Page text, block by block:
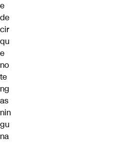
e
de
cir
qu
e
no
te
ng
as
nin
gu
na